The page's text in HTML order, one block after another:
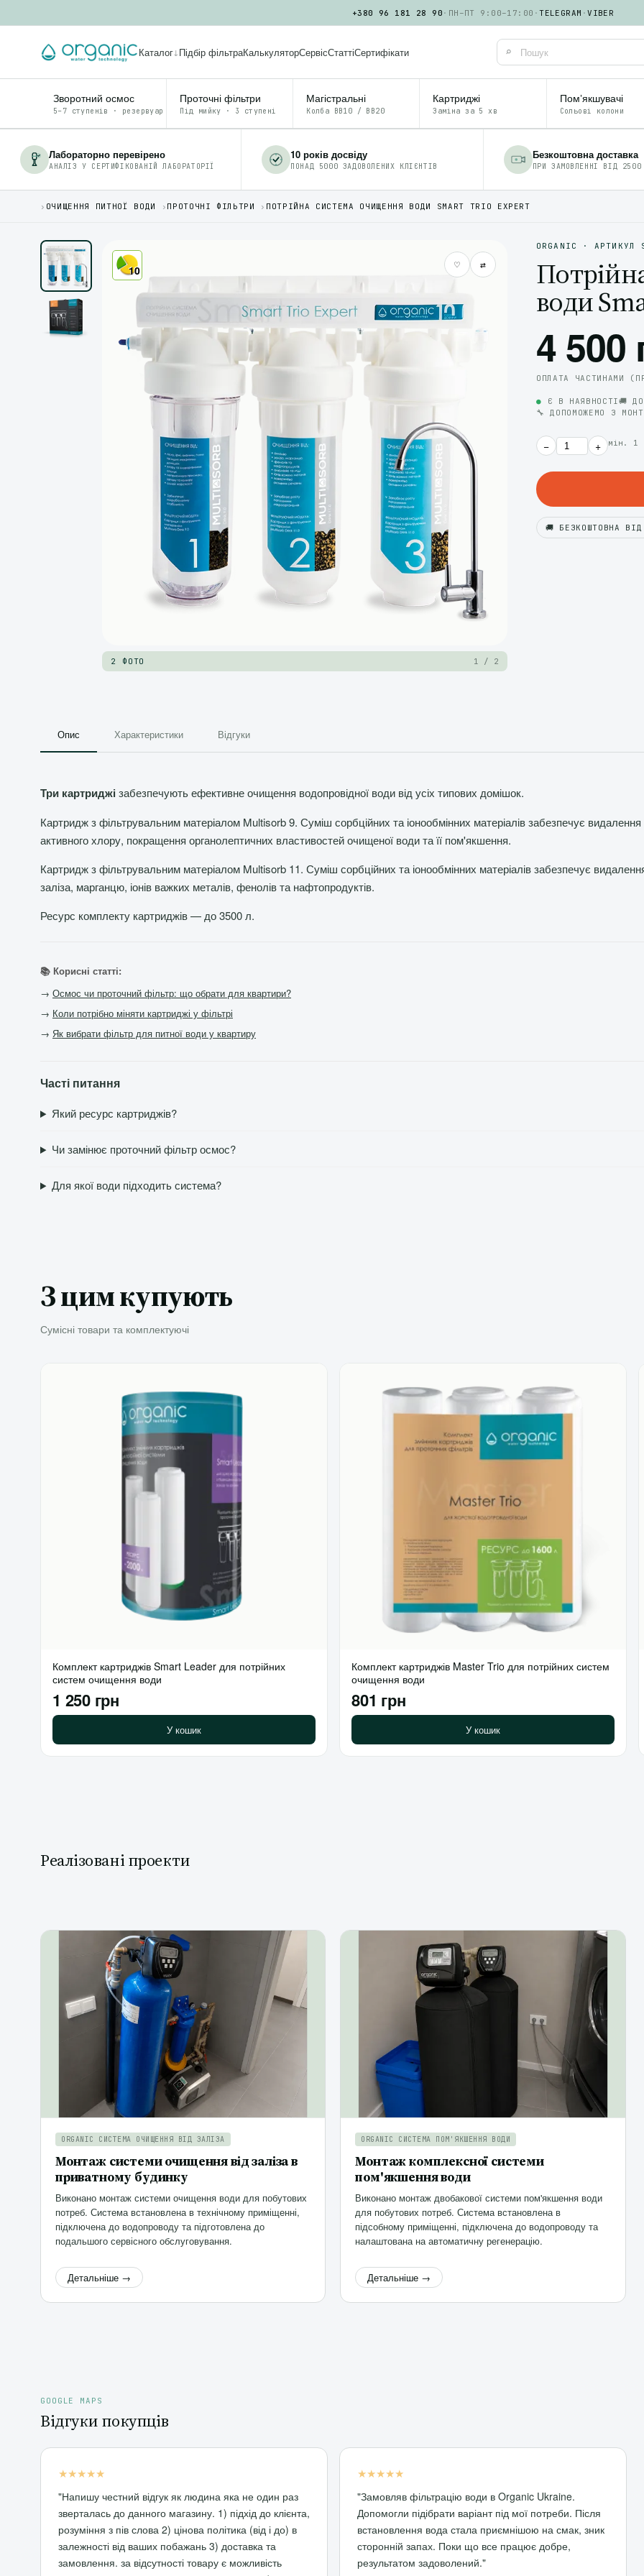
+380 96 181 28 90 · ПН–ПТ 9:00–17:00 ·TELEGRAM ·VIBER
Каталог↓ Підбір фільтраКалькуляторСервісСтаттіСертифікати ⌕
Зворотний осмос
5–7 ступенів · резервуар
Проточні фільтри
Під мийку · 3 ступені
Магістральні
Колба BB10 / BB20
Картриджі
Заміна за 5 хв
Помʼякшувачі
Сольові колони
Лабораторно перевірено
АНАЛІЗ У СЕРТИФІКОВАНІЙ ЛАБОРАТОРІЇ
10 років досвіду
ПОНАД 5000 ЗАДОВОЛЕНИХ КЛІЄНТІВ
Безкоштовна доставка
ПРИ ЗАМОВЛЕННІ ВІД
› ОЧИЩЕННЯ ПИТНОЇ ВОДИ › ПРОТОЧНІ ФІЛЬТРИ › ПОТРІЙНА СИСТЕМА ОЧИЩЕННЯ ВОДИ SMART TRIO EXPERT
♡ ⇄
10
2 ФОТО 1 / 2
ORGANIC · АРТИКУЛ
води
4 500
ОПЛАТА ЧАСТИНАМИ
● Є В НАЯВНОСТІ🚚
🔧 ДОПОМОЖЕМО З
− + мін. 1
🚚 БЕЗКОШТОВНА
Опис Характеристики Відгуки
Три картриджі забезпечують ефективне очищення водопровідної води від усіх типових домішок.
Картридж з фільтрувальним матеріалом Multisorb 9. Суміш сорбційних та іонообмінних матеріалів забезпечує видалення
активного хлору, покращення органолептичних властивостей очищеної води та її пом'якшення.
Картридж з фільтрувальним матеріалом Multisorb 11. Суміш сорбційних та іонообмінних матеріалів забезпечує
заліза, марганцю, іонів важких металів, фенолів та нафтопродуктів.
Ресурс комплекту картриджів — до 3500 л.
📚 Корисні статті:
→ Осмос чи проточний фільтр: що обрати для квартири?
→ Коли потрібно міняти картриджі у фільтрі
→ Як вибрати фільтр для питної води у квартиру
Часті питання
Який ресурс картриджів?
Чи замінює проточний фільтр осмос?
Для якої води підходить система?
З цим купують
Сумісні товари та комплектуючі
Комплект картриджів Smart Leader для потрійних
систем очищення води
1 250 грн
У кошик
Комплект картриджів Master Trio для потрійних систем
очищення води
801 грн
У кошик
Реалізовані проекти
ORGANIC СИСТЕМА ОЧИЩЕННЯ ВІД ЗАЛІЗА
Монтаж системи очищення від заліза в
приватному будинку
Виконано монтаж системи очищення води для побутових
потреб. Система встановлена в технічному приміщенні,
підключена до водопроводу та підготовлена до
подальшого сервісного обслуговування.
Детальніше →
ORGANIC СИСТЕМА ПОМ'ЯКШЕННЯ ВОДИ
Монтаж комплексної системи
пом'якшення води
Виконано монтаж двобакової системи пом'якшення води
для побутових потреб. Система встановлена в
підсобному приміщенні, підключена до водопроводу та
налаштована на автоматичну регенерацію.
Детальніше →
GOOGLE MAPS
Відгуки покупців
★★★★★
"Напишу честний відгук як людина яка не один раз
зверталась до данного магазину. 1) підхід до клієнта,
розуміння з пів слова 2) цінова політика (від і до) в
залежності від ваших побажань 3) доставка та
замовлення. за відсутності товару є можливість
★★★★★
"Замовляв фільтрацію води в Organic Ukraine.
Допомогли підібрати варіант під мої потреби. Після
встановлення вода стала приємнішою на смак, зник
сторонній запах. Поки що все працює добре,
результатом задоволений."